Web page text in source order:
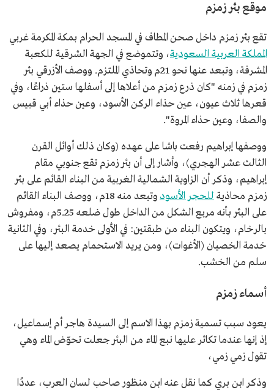
موقع بئر زمزم
تقع بئر زمزم داخل صحن المطاف في المسجد الحرام بمكة المكرمة غربي
المملكة العربية السعودية، وتتموضع في الجهة الشرقية للكعبة
المشرفة، وتبعد عنها نحو 21م وتحاذي الملتزم. ووصف الأزرقي بئر
زمزم في زمنه "كان ذرع زمزم من أعلاها إلى أسفلها ستين ذراعًا، وفي
قعرها ثلاث عيون، عين حذاء الركن الأسود، وعين حذاء أبي قبيس
والصفا، وعين حذاء المروة".
ووصفها إبراهيم رفعت باشا على عهده (وكان ذلك أوائل القرن
الثالث عشر الهجري)، وأشار إلى أن بئر زمزم تقع جنوبي مقام
إبراهيم، وذكر أن الزاوية الشمالية الغربية من البناء القائم على بئر
زمزم محاذية للحجر الأسود
وتبعد منه 18م، ووصف البناء القائم
على البئر بأنه مربع الشكل من الداخل طول ضلعه 5.25م، ومفروش
بالرخام، ويتكون البناء من طبقتين: في الأولى خدمة البئر، وفي الثانية
خدمة الخصيان (الأغوات)، ومن يريد الاستحمام يصعد إليها على
سلم من الخشب.
أسماء زمزم
يعود سبب تسمية زمزم بهذا الاسم إلى السيدة هاجر أم إسماعيل،
إذ إنها عندما تكاثر عليها نبع الماء من البئر جعلت تحوّض الماء وهي
تقول زمي زمي،
وذكر ابن بري كما نقل عنه ابن منظور صاحب لسان العرب، عددًا